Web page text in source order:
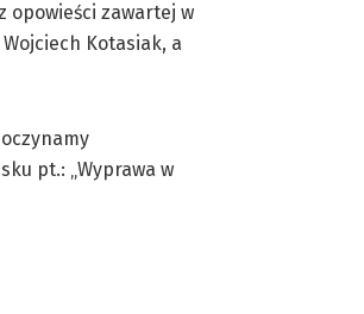
opowieści zawartej w
Kotasiak, a
pt.: „Wyprawa w